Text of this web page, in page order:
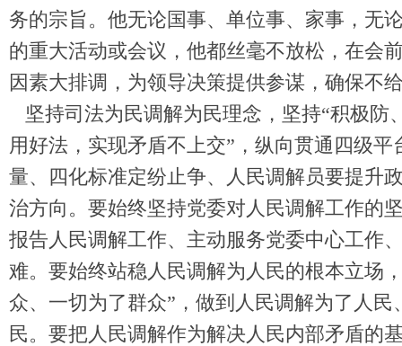
务的宗旨。他无论国事、单位事、家事，无
的重大活动或会议，他都丝毫不放松，在会
因素大排调，为领导决策提供参谋，确保不
坚持司法为民调解为民理念，坚持“积极防
用好法，实现矛盾不上交”，纵向贯通四级
量、四化标准定纷止争、人民调解员要提升
治方向。要始终坚持党委对人民调解工作的
报告人民调解工作、主动服务党委中心工作
难。要始终站稳人民调解为人民的根本立场
众、一切为了群众”，做到人民调解为了人民
民。要把人民调解作为解决人民内部矛盾的